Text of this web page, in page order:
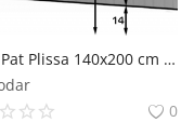
Eltap Pat Plissa 140x200 cm Relax 38
0